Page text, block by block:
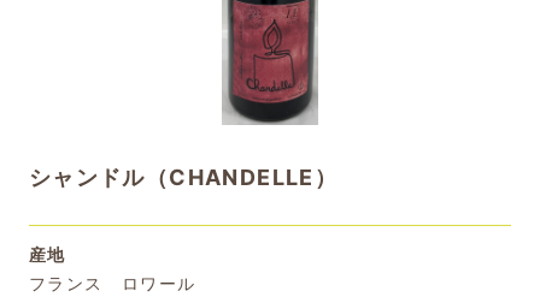
シャンドル（CHANDELLE）
産地
フランス ロワール